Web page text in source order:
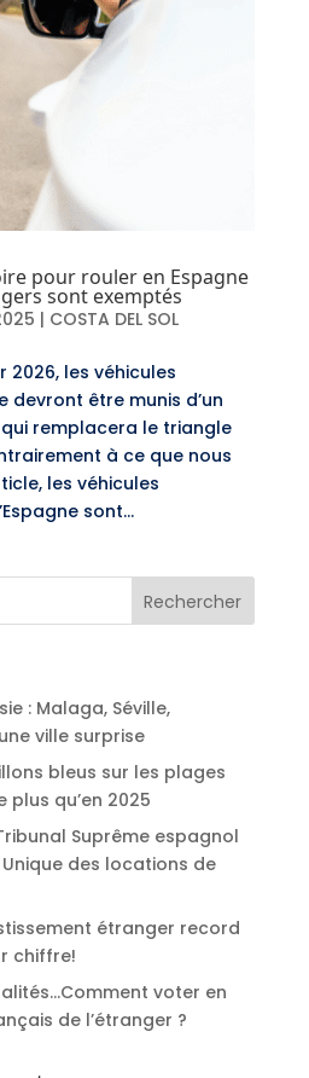
pour rouler en Espagne
sont exemptés
| COSTA DEL SOL
2026, les véhicules
devront être munis d’un
remplacera le triangle
à ce que nous
les véhicules
sont...
: Malaga, Séville,
ville surprise
bleus sur les plages
plus qu’en 2025
Suprême espagnol
des locations de
étranger record
chiffre!
voter en
de l’étranger ?